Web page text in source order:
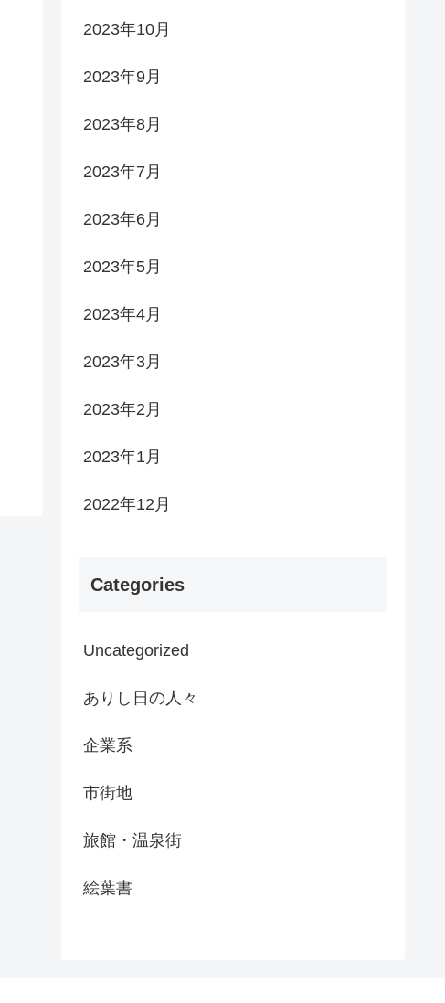
2023年10月
2023年9月
2023年8月
2023年7月
2023年6月
2023年5月
2023年4月
2023年3月
2023年2月
2023年1月
2022年12月
Categories
Uncategorized
ありし日の人々
企業系
市街地
旅館・温泉街
絵葉書